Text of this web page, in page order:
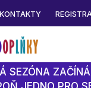
KONTAKTY
SEZÓNA